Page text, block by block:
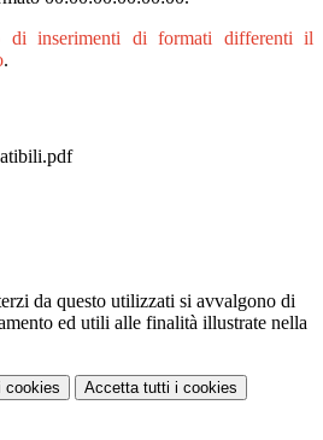
di inserimenti di formati differenti il
.
da questo utilizzati si avvalgono di
ed utili alle finalità illustrate nella
cookies Accetta tutti i cookies